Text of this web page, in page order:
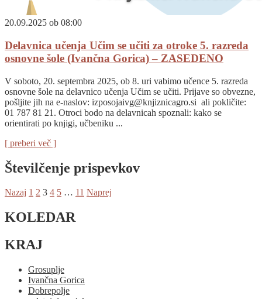
20.09.2025 ob 08:00
Delavnica učenja Učim se učiti za otroke 5. razreda
osnovne šole (Ivančna Gorica) – ZASEDENO
V soboto, 20. septembra 2025, ob 8. uri vabimo učence 5. razreda
osnovne šole na delavnico učenja Učim se učiti. Prijave so obvezne,
pošljite jih na e-naslov: izposojaivg@knjiznicagro.si ali pokličite:
01 787 81 21. Otroci bodo na delavnicah spoznali: kako se
orientirati po knjigi, učbeniku ...
[ preberi več ]
Številčenje prispevkov
Nazaj 1 2 3 4 5 … 11 Naprej
KOLEDAR
KRAJ
Grosuplje
Ivančna Gorica
Dobrepolje